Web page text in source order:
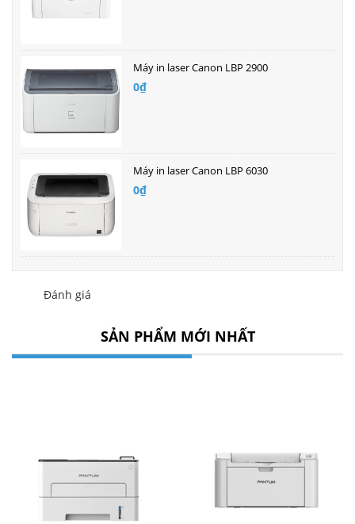
Máy in laser Canon LBP 2900
0₫
Máy in laser Canon LBP 6030
0₫
Đánh giá
SẢN PHẨM MỚI NHẤT